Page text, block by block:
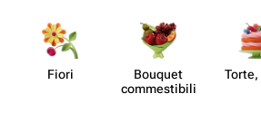
Fiori
Bouquet
commes​tibili
Torte,